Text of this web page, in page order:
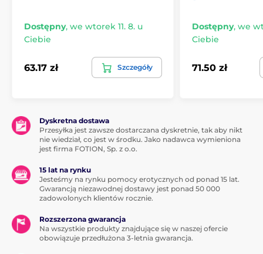
Dostępny, we wtorek 11. 8. u
Ciebie
63.17 zł Szczegóły
Dostępny, we
Ciebie
71.50 zł
Dyskretna dostawa
Przesyłka jest zawsze dostarczana dyskretnie, tak aby nikt
nie wiedział, co jest w środku. Jako nadawca wymieniona
jest firma FOTION, Sp. z o.o.
15 lat na rynku
Jesteśmy na rynku pomocy erotycznych od ponad 15 lat.
Gwarancją niezawodnej dostawy jest ponad 50 000
zadowolonych klientów rocznie.
Rozszerzona gwarancja
Na wszystkie produkty znajdujące się w naszej ofercie
obowiązuje przedłużona 3-letnia gwarancja.